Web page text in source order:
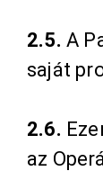
2.5. A
saját
2.6.
az